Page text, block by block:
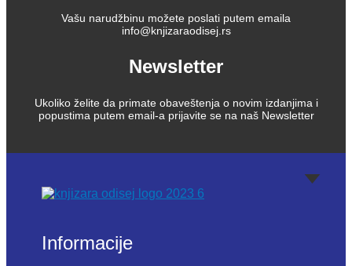
Vašu narudžbinu možete poslati putem emaila
info@knjizaraodisej.rs
Newsletter
Ukoliko želite da primate obaveštenja o novim izdanjima i
popustima putem email-a prijavite se na naš Newsletter
Informacije